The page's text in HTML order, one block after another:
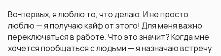
Во-первых, я люблю то, что делаю. И не просто
люблю — я получаю кайф от этого! Для меня важно
переключаться в работе. Что это значит? Когда мне
хочется пообщаться с людьми — я назначаю встречу